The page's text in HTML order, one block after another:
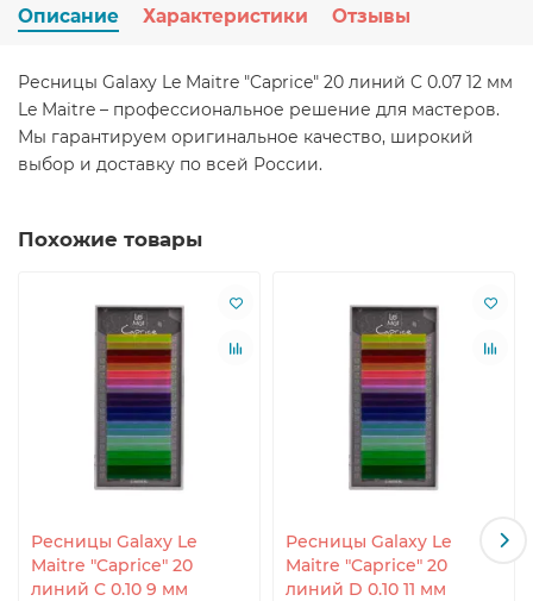
Описание Характеристики Отзывы
Ресницы Galaxy Le Maitre "Caprice" 20 линий C 0.07 12 мм
Le Maitre – профессиональное решение для мастеров.
Мы гарантируем оригинальное качество, широкий
выбор и доставку по всей России.
Похожие товары
Ресницы Galaxy Le
Maitre "Caprice" 20
линий C 0.10 9 мм
Ресницы Galaxy Le
Maitre "Caprice" 20
линий D 0.10 11 мм